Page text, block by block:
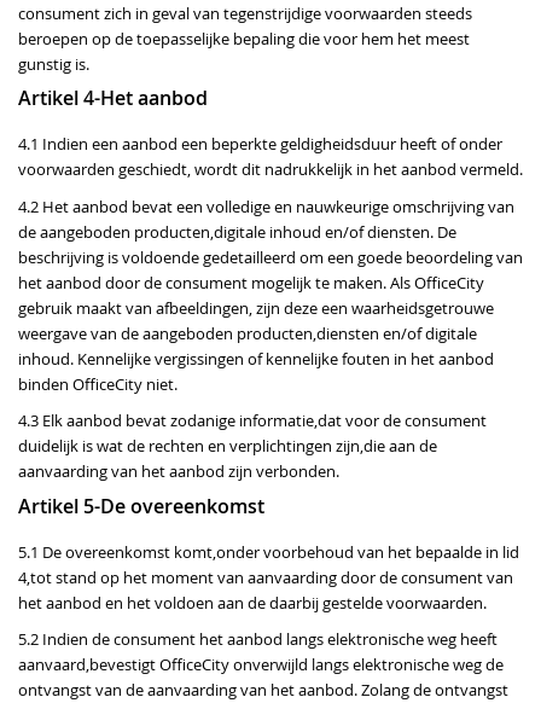
consument zich in geval van tegenstrijdige voorwaarden steeds
beroepen op de toepasselijke bepaling die voor hem het meest
gunstig is.
Artikel 4-Het aanbod
4.1 Indien een aanbod een beperkte geldigheidsduur heeft of onder
voorwaarden geschiedt, wordt dit nadrukkelijk in het aanbod vermeld.
4.2 Het aanbod bevat een volledige en nauwkeurige omschrijving van
de aangeboden producten,digitale inhoud en/of diensten. De
beschrijving is voldoende gedetailleerd om een goede beoordeling van
het aanbod door de consument mogelijk te maken. Als OfficeCity
gebruik maakt van afbeeldingen, zijn deze een waarheidsgetrouwe
weergave van de aangeboden producten,diensten en/of digitale
inhoud. Kennelijke vergissingen of kennelijke fouten in het aanbod
binden OfficeCity niet.
4.3 Elk aanbod bevat zodanige informatie,dat voor de consument
duidelijk is wat de rechten en verplichtingen zijn,die aan de
aanvaarding van het aanbod zijn verbonden.
Artikel 5-De overeenkomst
5.1 De overeenkomst komt,onder voorbehoud van het bepaalde in lid
4,tot stand op het moment van aanvaarding door de consument van
het aanbod en het voldoen aan de daarbij gestelde voorwaarden.
5.2 Indien de consument het aanbod langs elektronische weg heeft
aanvaard,bevestigt OfficeCity onverwijld langs elektronische weg de
ontvangst van de aanvaarding van het aanbod. Zolang de ontvangst